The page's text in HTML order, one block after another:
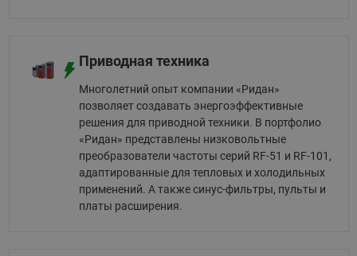
Приводная техника
Многолетний опыт компании «Ридан»
позволяет создавать энергоэффективные
решения для приводной техники. В портфолио
«Ридан» представлены низковольтные
преобразователи частоты серий RF-51 и RF-101,
адаптированные для тепловых и холодильных
применений. А также синус-фильтры, пульты и
платы расширения.